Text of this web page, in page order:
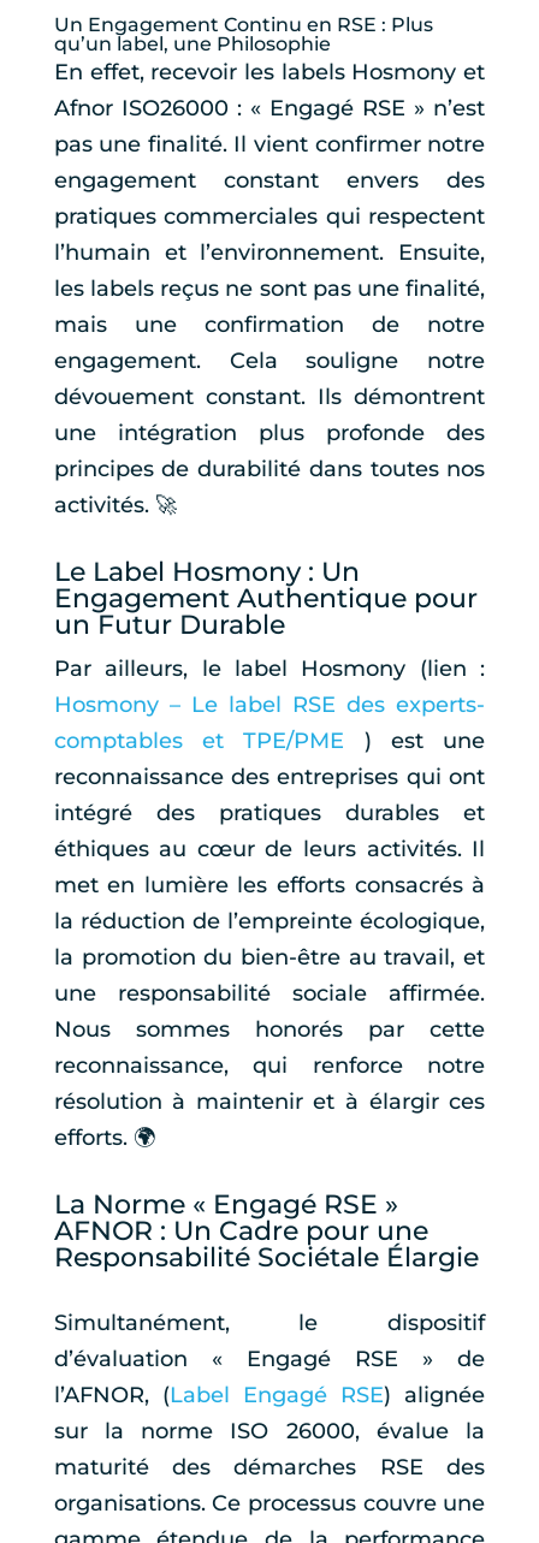
Un Engagement Continu en RSE : Plus
qu’un label, une Philosophie
En effet, recevoir les labels Hosmony et
Afnor ISO26000 : « Engagé RSE » n’est
pas une finalité. Il vient confirmer notre
engagement constant envers des
pratiques commerciales qui respectent
l’humain et l’environnement. Ensuite,
les labels reçus ne sont pas une finalité,
mais une confirmation de notre
engagement. Cela souligne notre
dévouement constant. Ils démontrent
une intégration plus profonde des
principes de durabilité dans toutes nos
activités. 🚀
Le Label Hosmony : Un
Engagement Authentique pour
un Futur Durable
Par ailleurs, le label Hosmony (lien :
Hosmony – Le label RSE des experts-
comptables et TPE/PME ) est une
reconnaissance des entreprises qui ont
intégré des pratiques durables et
éthiques au cœur de leurs activités. Il
met en lumière les efforts consacrés à
la réduction de l’empreinte écologique,
la promotion du bien-être au travail, et
une responsabilité sociale affirmée.
Nous sommes honorés par cette
reconnaissance, qui renforce notre
résolution à maintenir et à élargir ces
efforts. 🌍
La Norme « Engagé RSE »
AFNOR : Un Cadre pour une
Responsabilité Sociétale Élargie
Simultanément, le dispositif
d’évaluation « Engagé RSE » de
l’AFNOR, (Label Engagé RSE) alignée
sur la norme ISO 26000, évalue la
maturité des démarches RSE des
organisations. Ce processus couvre une